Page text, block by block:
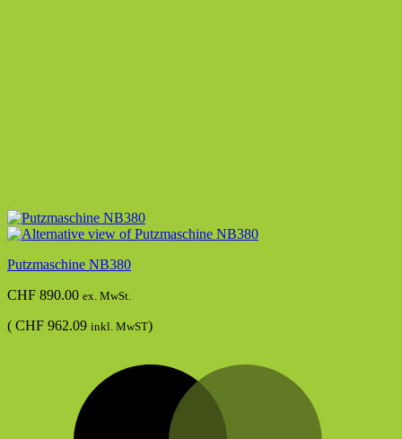
Putzmaschine NB380
CHF 890.00 ex. MwSt.
( CHF 962.09 inkl. MwST)